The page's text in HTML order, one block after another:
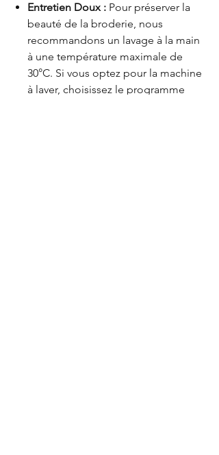
Entretien Doux : Pour préserver la
beauté de la broderie, nous
recommandons un lavage à la main
à une température maximale de
30°C. Si vous optez pour la machine
à laver, choisissez le programme